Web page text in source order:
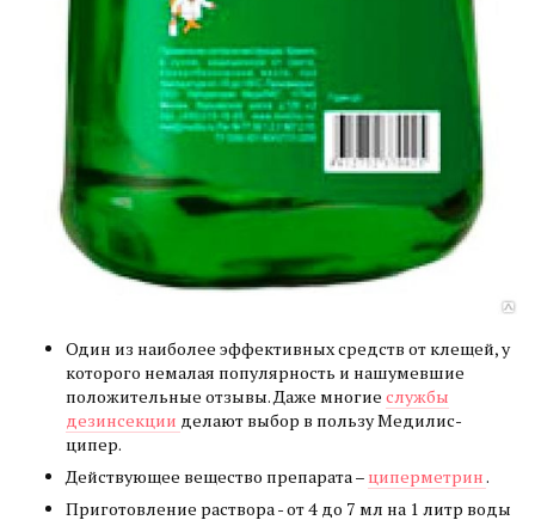
Один из наиболее эффективных средств от клещей, у
которого немалая популярность и нашумевшие
положительные отзывы. Даже многие службы
дезинсекции делают выбор в пользу Медилис-
ципер.
Действующее вещество препарата – циперметрин.
Приготовление раствора - от 4 до 7 мл на 1 литр воды